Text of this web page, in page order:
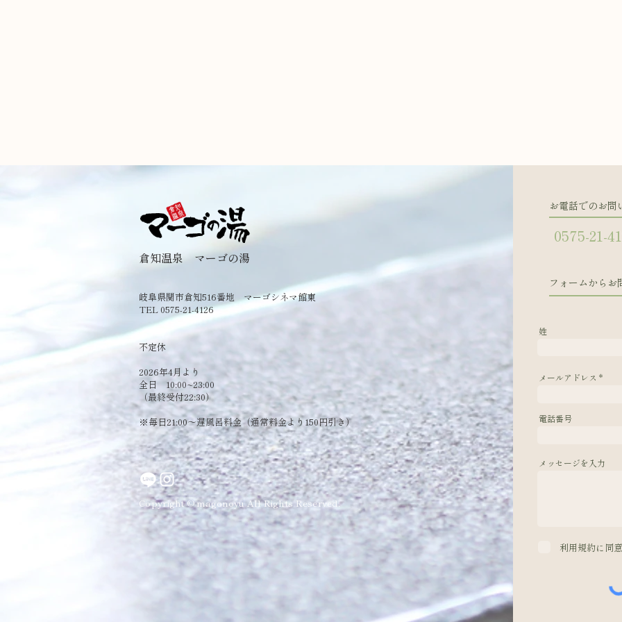
倉知温泉 マーゴの湯
岐阜県関市倉知516番地 マーゴシネマ館東
TEL 0575-21-4126
​不定休
2026年4月より
全日 10:00~23:00
（最終受付22:30）
​※毎日21:00～遅風呂料金（通常料金より150円引き）
Copyright © magonoyu All Rights Reserved.
お電話でのお問
0575-21-
フォームからお
姓
メールアドレス
電話番号
メッセージを入力
利用規約に同